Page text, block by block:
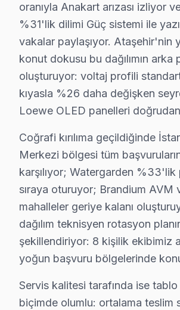
✓ Yazılı Garanti Belgesi
✓ Orijinal Yedek Parça
✓ Ücretsiz Arıza Tespiti
Ataşehir, İstanbul'un köklü ilçelerinden
Ataşehir Sahasından Loewe
Ataşehir, ulaşım açısından
Bölgedeki Loewe cihazları
Trafik, bazen yoğun olabiliyor
Sonuç olarak, bu gün Ataşehir'de
Loewe Parça Temini ve
Loewe TV'lerde Ataşehir
1.Panel Arızası
Belirtisi: Ekranda belirgin
oranıyla Anakart arızası izliyor
%31'lik dilimi Güç sistemi ile
vakalar paylaşıyor. Ataşehir'nin
konut dokusu bu dağılımın arka
oluşturuyor: voltaj profili
kıyasla %26 daha değişken
Loewe OLED panelleri
Coğrafi kırılıma geçildiğinde
Merkezi bölgesi tüm
karşılıyor; Watergarden %33'lik
sıraya oturuyor; Brandium AVM
mahalleler geriye kalanı
dağılım teknisyen rotasyon
şekillendiriyor: 8 kişilik ekibimiz
yoğun başvuru bölgelerinde
Servis kalitesi tarafında ise
biçimde olumlu: ortalama teslim